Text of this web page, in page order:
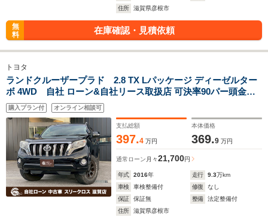
住所
滋賀県彦根市
無
料
在庫確認・見積依頼
トヨタ
ランドクルーザープラド 2.8 TX Lパッケージ ディーゼルター
ボ 4WD 自社 ローン&自社リース取扱店 可決率90パー頭金・
保証不要 全国対応 信用情報回復 新車自社 ローン 高 級車 自社
ローン(残価設定可) 自営業OK 最大120回払い ローン 相 談 窓口
自社大型整備工場 仮審査可
購入プラン付 オンライン相談可
支払総額
397.4 万円
本体価格
369.9 万円
通常ローン 月々21,700円
年式 2016年 走行 9.3万km
車検
車検整備付 修復
なし
保証
保証無 整備
法定整備付
住所
滋賀県彦根市